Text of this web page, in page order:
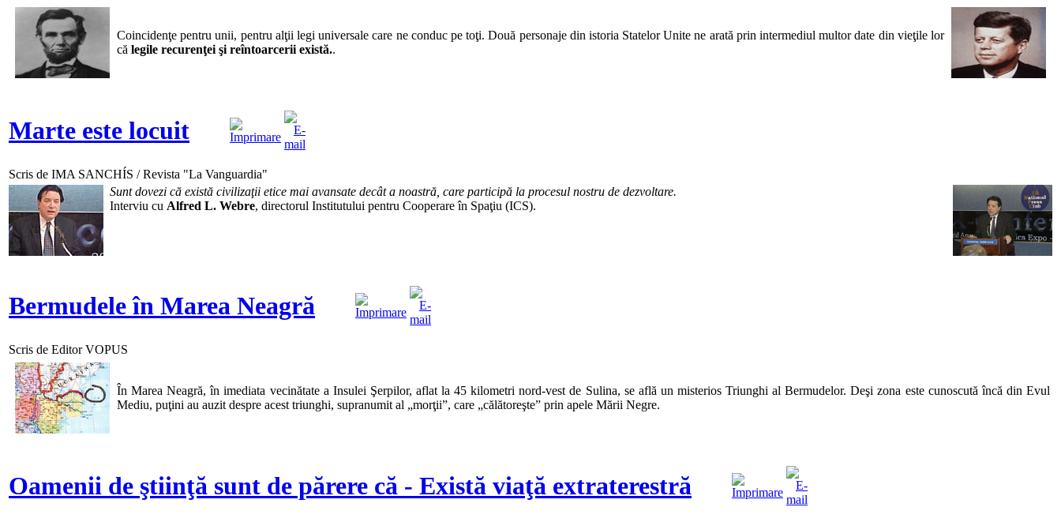
Coincidenţe pentru unii, pentru alţii legi universale care ne conduc pe toţi. Două personaje din istoria Statelor Unite ne arată prin intermediul multor date din vieţile lor
că legile recurenţei şi reîntoarcerii există..
Marte este locuit
Scris de IMA SANCHÍS / Revista "La Vanguardia"
Sunt dovezi că există civilizaţii etice mai avansate decât a noastră, care participă la procesul nostru de dezvoltare.
Interviu cu Alfred L. Webre, directorul Institutului pentru Cooperare în Spaţiu (ICS).
Bermudele în Marea Neagră
Scris de Editor VOPUS
În Marea Neagră, în imediata vecinătate a Insulei Şerpilor, aflat la 45 kilometri nord-vest de Sulina, se află un misterios Triunghi al Bermudelor. Deşi zona este cunoscută încă din Evul
Mediu, puţini au auzit despre acest triunghi, supranumit al „morţii”, care „călătoreşte” prin apele Mării Negre.
Oamenii de ştiinţă sunt de părere că - Există viaţă extraterestră